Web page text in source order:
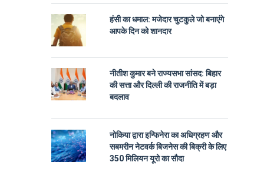
हंसी का धमाल: मजेदार चुटकुले जो बनाएंगे
आपके दिन को शानदार
नीतीश कुमार बने राज्यसभा सांसद: बिहार
की सत्ता और दिल्ली की राजनीति में बड़ा
बदलाव
नोकिया द्वारा इन्फिनेरा का अधिग्रहण और
सबमरीन नेटवर्क बिजनेस की बिक्री के लिए
350 मिलियन यूरो का सौदा